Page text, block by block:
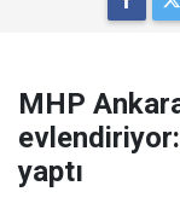
MHP
yaptı